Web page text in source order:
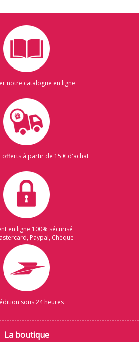
notre catalogue en ligne
offerts à partir de 15 € d'achat
en ligne 100% sécurisé
Paypal, Chèque
sous 24 heures
La boutique